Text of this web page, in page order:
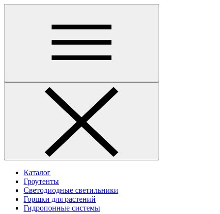
Каталог
Гроутенты
Светодиодные светильники
Горшки для растений
Гидропонные системы